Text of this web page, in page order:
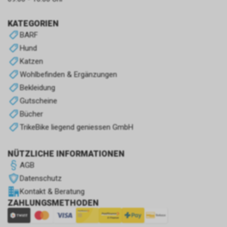
KATEGORIEN
BARF
Hund
Katzen
Wohlbefinden & Ergänzungen
Bekleidung
Gutscheine
Bücher
TrikeBike liegend geniessen GmbH
NÜTZLICHE INFORMATIONEN
AGB
Datenschutz
Kontakt & Beratung
ZAHLUNGSMETHODEN